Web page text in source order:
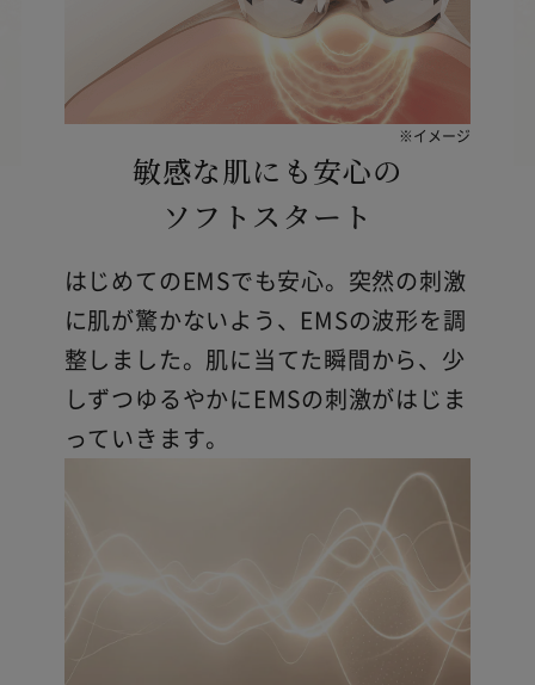
※イメージ
敏感な肌にも安心の
ソフトスタート
はじめてのEMSでも安心。突然の刺激
に肌が驚かないよう、EMSの波形を調
整しました。肌に当てた瞬間から、少
しずつゆるやかにEMSの刺激がはじま
っていきます。